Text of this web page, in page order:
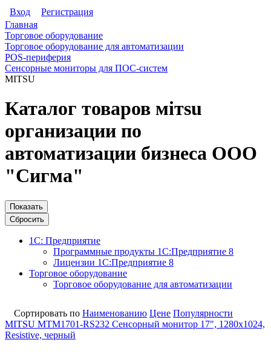
Вход
Регистрация
Главная
Торговое оборудование
Торговое оборудование для автоматизации
POS-периферия
Cенсорные мониторы для ПОС-систем
МIТSU
Каталог товаров мiтsu
организации по
автоматизации бизнеса ООО
"Сигма"
Показать
Сбросить
1С: Предприятие
Программные продукты 1С:Предприятие 8
Лицензии 1С:Предприятие 8
Торговое оборудование
Торговое оборудование для автоматизации
Сортировать по Наименованию Цене Популярности
МIТSU МТМ1701-RS232 Сенсорный монитор 17", 1280х1024,
Resistive, черный